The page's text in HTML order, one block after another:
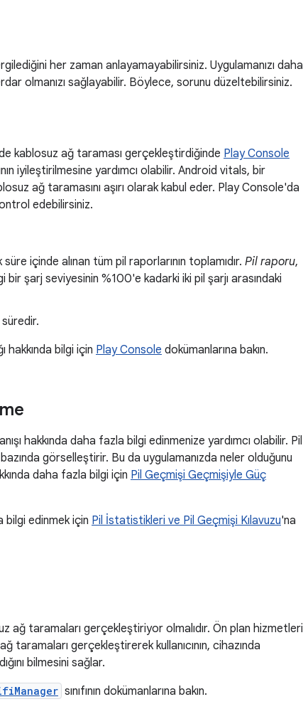
her zaman anlayamayabilirsiniz. Uygulamanızı daha
olmanızı sağlayabilir. Böylece, sorunu düzeltebilirsiniz.
kablosuz ağ taraması gerçekleştirdiğinde Play Console
iyileştirilmesine yardımcı olabilir. Android vitals, bir
ağ taramasını aşırı olarak kabul eder. Play Console'da
edebilirsiniz.
içinde alınan tüm pil raporlarının toplamıdır. Pil raporu,
şarj seviyesinin %100'e kadarki iki pil şarjı arasındaki
hakkında bilgi için Play Console dokümanlarına bakın.
hakkında daha fazla bilgi edinmenize yardımcı olabilir. Pil
görselleştirir. Bu da uygulamanızda neler olduğunu
daha fazla bilgi için Pil Geçmişi Geçmişiyle Güç
bilgi edinmek için Pil İstatistikleri ve Pil Geçmişi Kılavuzu'na
ağ taramaları gerçekleştiriyor olmalıdır. Ön plan hizmetleri
gerçekleştirerek kullanıcının, cihazında
bilmesini sağlar.
sınıfının dokümanlarına bakın.